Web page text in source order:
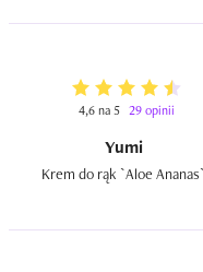
4,6 na 5 29 opinii
Yumi